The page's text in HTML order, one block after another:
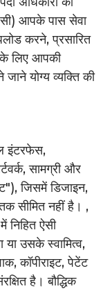
आपके पास सेवा
करने, प्रसारित
लिए आपकी
जाने योग्य व्यक्ति की
इंटरफेस,
सामग्री और
जिसमें डिजाइन,
सीमित नहीं है। ,
ऐसी
या उसके स्वामित्व,
कॉपीराइट, पेटेंट
है। बौद्धिक